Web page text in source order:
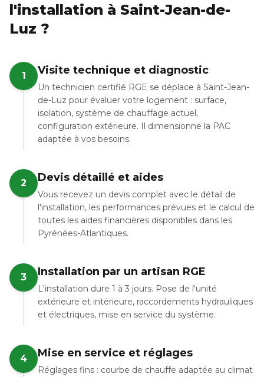
l'installation à Saint-Jean-de-
Luz ?
1 Visite technique et diagnostic
Un technicien certifié RGE se déplace à Saint-Jean-
de-Luz pour évaluer votre logement : surface,
isolation, système de chauffage actuel,
configuration extérieure. Il dimensionne la PAC
adaptée à vos besoins.
2 Devis détaillé et aides
Vous recevez un devis complet avec le détail de
l'installation, les performances prévues et le calcul de
toutes les aides financières disponibles dans les
Pyrénées-Atlantiques.
3 Installation par un artisan RGE
L'installation dure 1 à 3 jours. Pose de l'unité
extérieure et intérieure, raccordements hydrauliques
et électriques, mise en service du système.
4 Mise en service et réglages
Réglages fins : courbe de chauffe adaptée au climat